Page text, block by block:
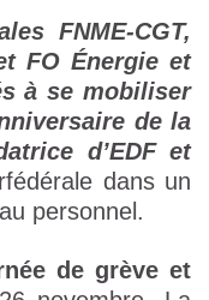
FNME-CGT,
FO Énergie et
à se mobiliser
de la
d’EDF et
dans un
personnel.
de grève et